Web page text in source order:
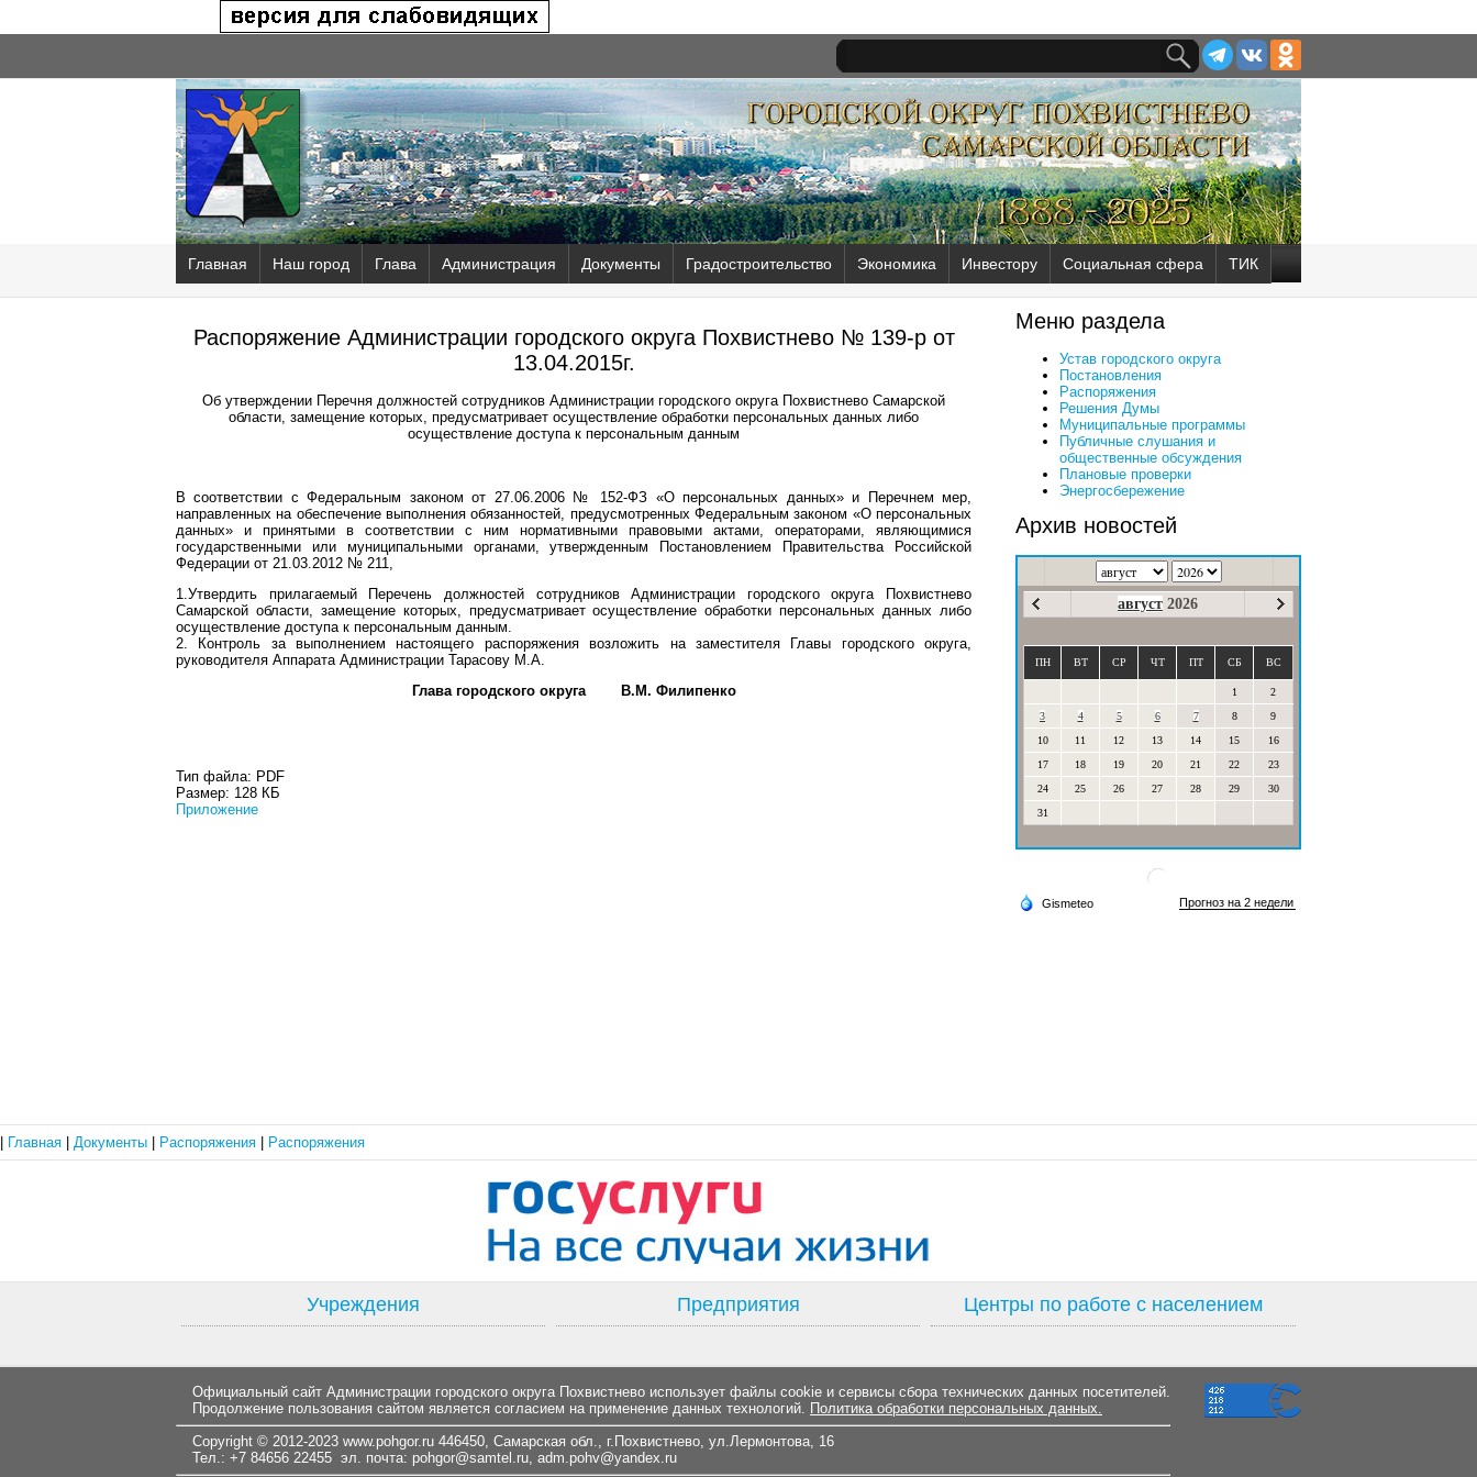
Главная Наш город Глава Администрация Документы Градостроительство Экономика Инвестору Социальная сфера ТИК
Распоряжение Администрации городского округа Похвистнево № 139-р от
13.04.2015г.
Об утверждении Перечня должностей сотрудников Администрации городского округа Похвистнево Самарской
области, замещение которых, предусматривает осуществление обработки персональных данных либо
осуществление доступа к персональным данным
В соответствии с Федеральным законом от 27.06.2006 № 152-ФЗ «О персональных данных» и Перечнем мер,
направленных на обеспечение выполнения обязанностей, предусмотренных Федеральным законом «О персональных
данных» и принятыми в соответствии с ним нормативными правовыми актами, операторами, являющимися
государственными или муниципальными органами, утвержденным Постановлением Правительства Российской
Федерации от 21.03.2012 № 211,
1.Утвердить прилагаемый Перечень должностей сотрудников Администрации городского округа Похвистнево
Самарской области, замещение которых, предусматривает осуществление обработки персональных данных либо
осуществление доступа к персональным данным.
2. Контроль за выполнением настоящего распоряжения возложить на заместителя Главы городского округа,
руководителя Аппарата Администрации Тарасову М.А.
Глава городского округа В.М. Филипенко
Тип файла: PDF
Размер: 128 КБ
Приложение
Меню раздела
Устав городского округа
Постановления
Распоряжения
Решения Думы
Муниципальные программы
Публичные слушания и
общественные обсуждения
Плановые проверки
Энергосбережение
Архив новостей
август 2026
ПН ВТ СР ЧТ ПТ СБ ВС
1
2
3
4 5 6 7 8
9
10
11 12 13 14 15
16
17
18 19 20 21 22
23
24
25 26 27 28 29
30
31
Главная Документы Распоряжения Распоряжения
Учреждения Предприятия Центры по работе с населением
Официальный сайт Администрации городского округа Похвистнево использует файлы cookie и сервисы сбора технических данных посетителей.
Продолжение пользования сайтом является согласием на применение данных технологий. Политика обработки персональных данных.
Copyright © 2012-2023 www.pohgor.ru 446450, Самарская обл., г.Похвистнево, ул.Лермонтова, 16
Тел.: +7 84656 22455 эл. почта: pohgor@samtel.ru, adm.pohv@yandex.ru